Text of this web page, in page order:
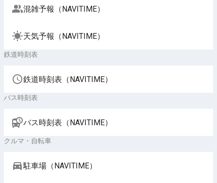
混雑予報（NAVITIME）
天気予報（NAVITIME）
鉄道時刻表
鉄道時刻表（NAVITIME）
バス時刻表
バス時刻表（NAVITIME）
クルマ・自転車
駐車場（NAVITIME）